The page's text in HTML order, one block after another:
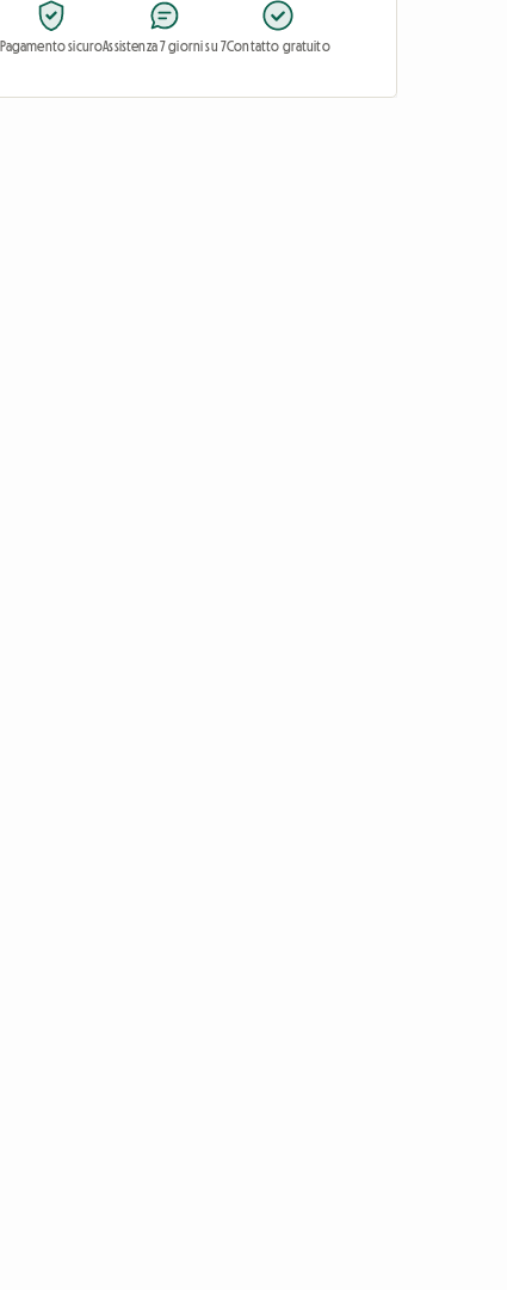
Pagamento sicuroAssistenza 7 giorni su 7Contatto gratuito